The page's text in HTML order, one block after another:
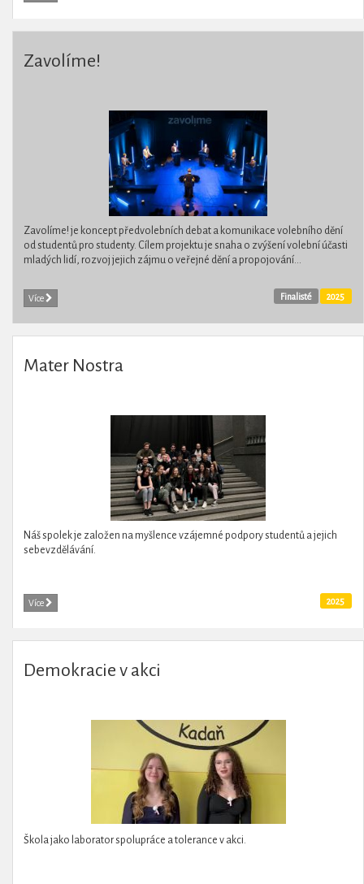
Zavolíme!
Zavolíme! je koncept předvolebních debat a ​​komunikace volebního dění
od studentů pro studenty. Cílem projektu je snaha o zvýšení volební účasti
mladých lidí, rozvoj jejich zájmu o veřejné dění a propojování...
Více 2025
Finalisté
Mater Nostra
Náš spolek je založen na myšlence vzájemné podpory studentů a jejich
sebevzdělávání.
Více 2025
Demokracie v akci
Škola jako laborator spolupráce a tolerance v akci.